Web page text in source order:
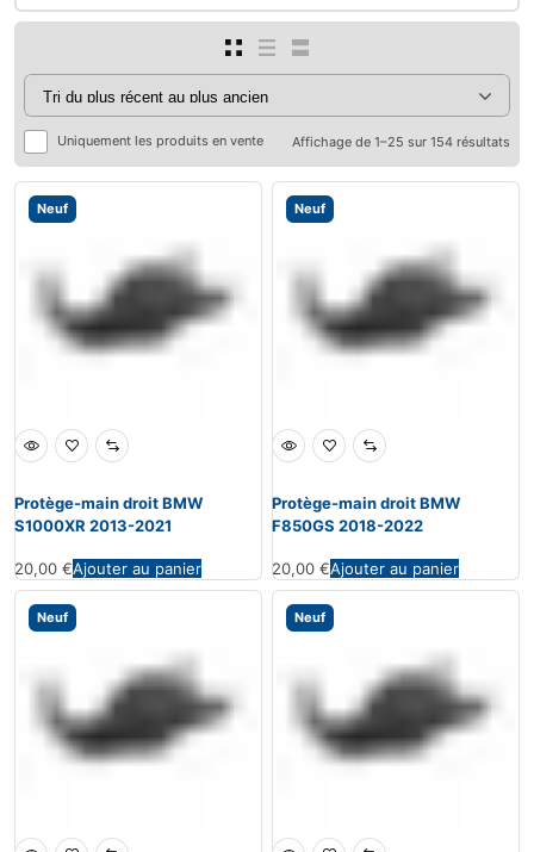
Uniquement les produits en vente Affichage de 1–25 sur 154 résultats
Neuf
Protège-main droit BMW
S1000XR 2013-2021
20,00 €Ajouter au panier
Neuf
Protège-main droit BMW
F850GS 2018-2022
20,00 €Ajouter au panier
Neuf Neuf